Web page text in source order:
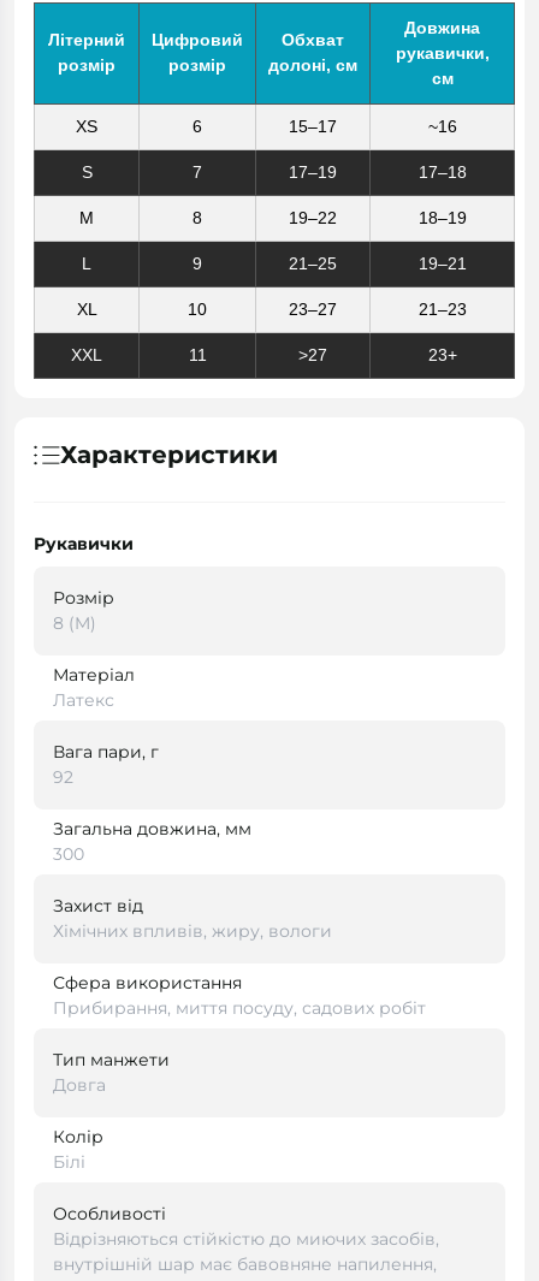
Літерний
розмір
Цифровий
розмір
Обхват
долоні, см
Довжина
рукавички,
см
XS 6 15–17 ~16
S 7 17–19 17–18
M 8 19–22 18–19
L 9 21–25 19–21
XL 10 23–27 21–23
XXL 11 >27 23+
Характеристики
Рукавички
Розмір
8 (M)
Матеріал
Латекс
Вага пари, г
92
Загальна довжина, мм
300
Захист від
Хімічних впливів, жиру, вологи
Сфера використання
Прибирання, миття посуду, садових робіт
Тип манжети
Довга
Колір
Білі
Особливості
Відрізняються стійкістю до миючих засобів,
внутрішній шар має бавовняне напилення,